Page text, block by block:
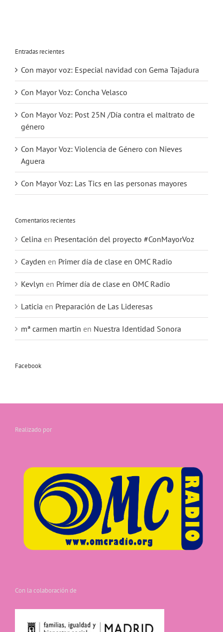
Entradas recientes
Con mayor voz: Especial navidad con Gema Tajadura
Con Mayor Voz: Concha Velasco
Con Mayor Voz: Post 25N /Día contra el maltrato de
género
Con Mayor Voz: Violencia de Género con Nieves
Aguera
Con Mayor Voz: Las Tics en las personas mayores
Comentarios recientes
Celina en Presentación del proyecto #ConMayorVoz
Cayden en Primer día de clase en OMC Radio
Kevlyn en Primer día de clase en OMC Radio
Laticia en Preparación de Las Lideresas
mª carmen martin en Nuestra Identidad Sonora
Facebook
Realizado por
Con la colaboración de